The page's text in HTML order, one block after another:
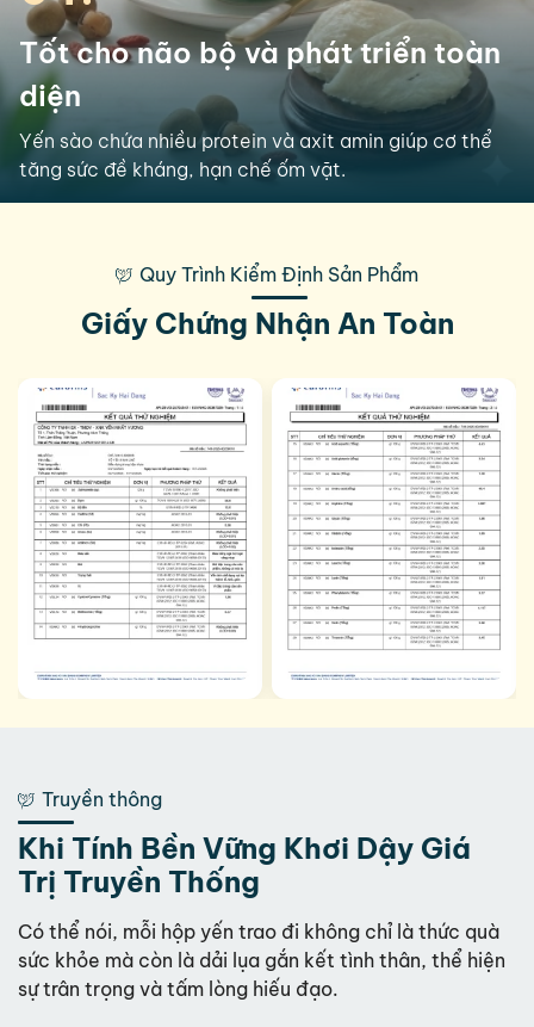
Tốt cho não bộ và phát triển toàn
diện
Yến sào chứa nhiều protein và axit amin giúp cơ thể
tăng sức đề kháng, hạn chế ốm vặt.
Quy Trình Kiểm Định Sản Phẩm
Giấy Chứng Nhận An Toàn
Truyền thông
Khi Tính Bền Vững Khơi Dậy Giá
Trị Truyền Thống
Có thể nói, mỗi hộp yến trao đi không chỉ là thức quà
sức khỏe mà còn là dải lụa gắn kết tình thân, thể hiện
sự trân trọng và tấm lòng hiếu đạo.